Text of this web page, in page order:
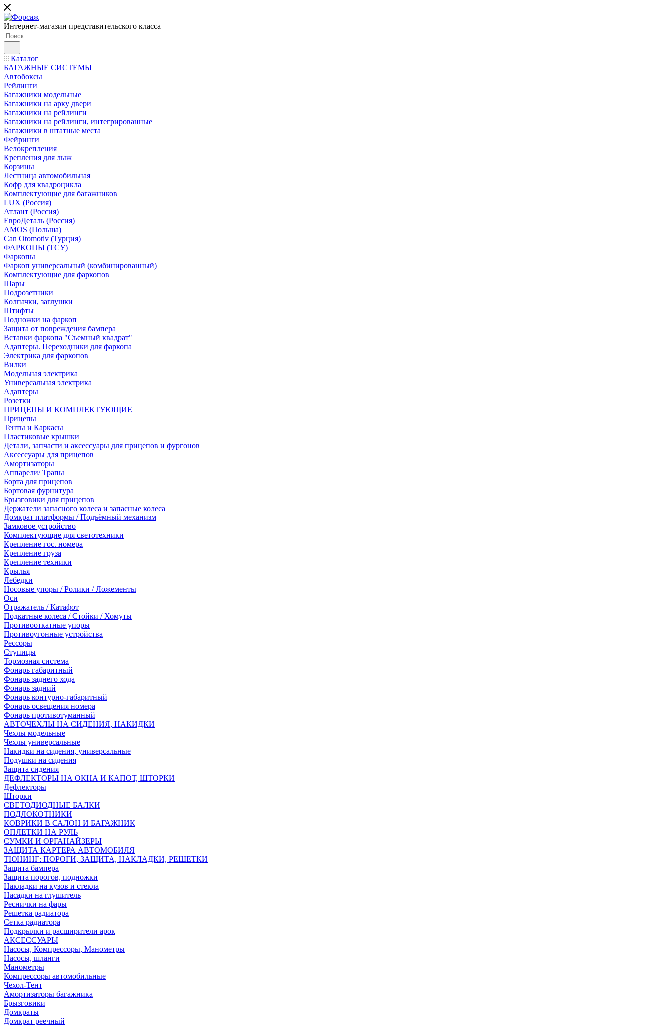
Интернет-магазин представительского класса
Каталог
БАГАЖНЫЕ СИСТЕМЫ
Автобоксы
Рейлинги
Багажники модельные
Багажники на арку двери
Багажники на рейлинги
Багажники на рейлинги, интегрированные
Багажники в штатные места
Фейринги
Велокрепления
Крепления для лыж
Корзины
Лестница автомобильная
Кофр для квадроцикла
Комплектующие для багажников
LUX (Россия)
Атлант (Россия)
ЕвроДеталь (Россия)
AMOS (Польша)
Can Otomotiv (Турция)
ФАРКОПЫ (ТСУ)
Фаркопы
Фаркоп универсальный (комбинированный)
Комплектующие для фаркопов
Шары
Подрозетники
Колпачки, заглушки
Штифты
Подножки на фаркоп
Защита от повреждения бампера
Вставки фаркопа "Съемный квадрат"
Адаптеры. Переходники для фаркопа
Электрика для фаркопов
Вилки
Модельная электрика
Универсальная электрика
Адаптеры
Розетки
ПРИЦЕПЫ И КОМПЛЕКТУЮЩИЕ
Прицепы
Тенты и Каркасы
Пластиковые крышки
Детали, запчасти и аксессуары для прицепов и фургонов
Аксессуары для прицепов
Амортизаторы
Аппарели/ Трапы
Борта для прицепов
Бортовая фурнитура
Брызговики для прицепов
Держатели запасного колеса и запасные колеса
Домкрат платформы / Подъёмный механизм
Замковое устройство
Комплектующие для светотехники
Крепление гос. номера
Крепление груза
Крепление техники
Крылья
Лебедки
Носовые упоры / Ролики / Ложементы
Оси
Отражатель / Катафот
Подкатные колеса / Стойки / Хомуты
Противооткатные упоры
Противоугонные устройства
Рессоры
Ступицы
Тормозная система
Фонарь габаритный
Фонарь заднего хода
Фонарь задний
Фонарь контурно-габаритный
Фонарь освещения номера
Фонарь противотуманный
АВТОЧЕХЛЫ НА СИДЕНИЯ, НАКИДКИ
Чехлы модельные
Чехлы универсальные
Накидки на сидения, универсальные
Подушки на сидения
Защита сидения
ДЕФЛЕКТОРЫ НА ОКНА И КАПОТ, ШТОРКИ
Дефлекторы
Шторки
СВЕТОДИОДНЫЕ БАЛКИ
ПОДЛОКОТНИКИ
КОВРИКИ В САЛОН И БАГАЖНИК
ОПЛЕТКИ НА РУЛЬ
СУМКИ И ОРГАНАЙЗЕРЫ
ЗАЩИТА КАРТЕРА АВТОМОБИЛЯ
ТЮНИНГ: ПОРОГИ, ЗАЩИТА, НАКЛАДКИ, РЕШЕТКИ
Защита бампера
Защита порогов, подножки
Накладки на кузов и стекла
Насадки на глушитель
Реснички на фары
Решетка радиатора
Сетка радиатора
Подкрылки и расширители арок
АКСЕССУАРЫ
Насосы, Компрессоры, Манометры
Насосы, шланги
Манометры
Компрессоры автомобильные
Чехол-Тент
Амортизаторы багажника
Брызговики
Домкраты
Домкрат реечный